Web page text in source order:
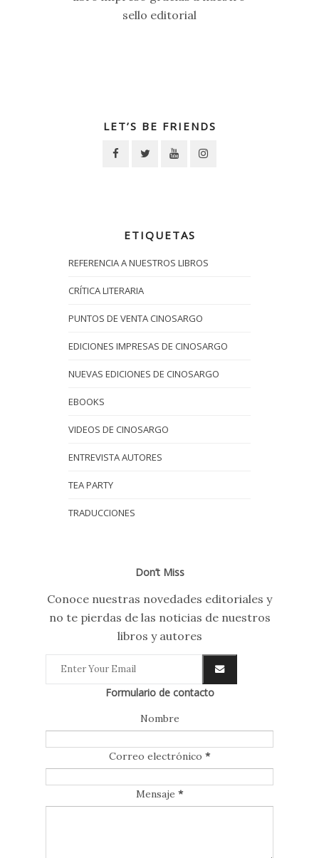
sello editorial
LET’S BE FRIENDS
ETIQUETAS
REFERENCIA A NUESTROS LIBROS
CRÍTICA LITERARIA
PUNTOS DE VENTA CINOSARGO
EDICIONES IMPRESAS DE CINOSARGO
NUEVAS EDICIONES DE CINOSARGO
EBOOKS
VIDEOS DE CINOSARGO
ENTREVISTA AUTORES
TEA PARTY
TRADUCCIONES
Don’t Miss
Conoce nuestras novedades editoriales y
no te pierdas de las noticias de nuestros
libros y autores
Formulario de contacto
Nombre
Correo electrónico *
Mensaje *